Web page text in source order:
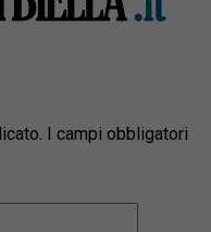
I campi obbligatori